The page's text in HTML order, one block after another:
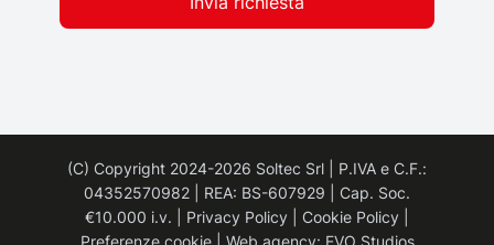
(C) Copyright 2024-2026 Soltec Srl | P.IVA e C.F.:
04352570982 | REA: BS-607929 | Cap. Soc.
€10.000 i.v. | Privacy Policy Cookie Policy
Preferenze cookie| Web agency: EVO Studios